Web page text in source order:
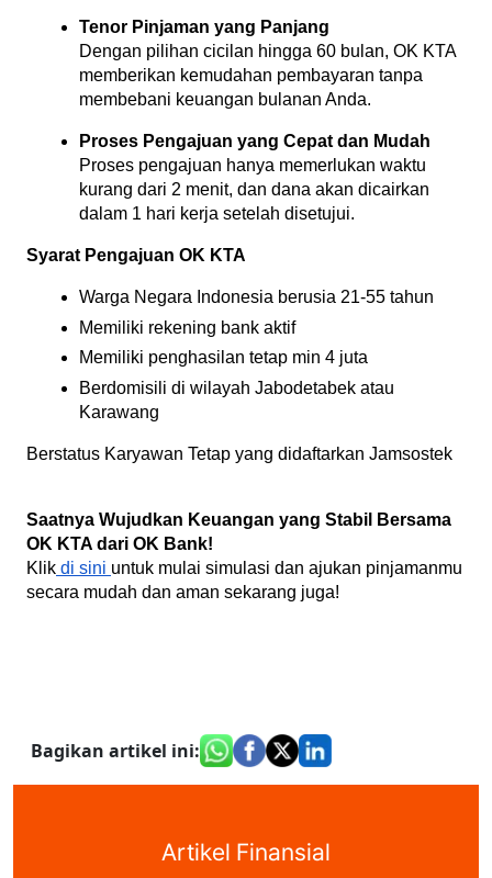
Tenor Pinjaman yang Panjang
Dengan pilihan cicilan hingga 60 bulan, OK KTA
memberikan kemudahan pembayaran tanpa
membebani keuangan bulanan Anda.
Proses Pengajuan yang Cepat dan Mudah
Proses pengajuan hanya memerlukan waktu
kurang dari 2 menit, dan dana akan dicairkan
dalam 1 hari kerja setelah disetujui.
Syarat Pengajuan OK KTA
Warga Negara Indonesia berusia 21-55 tahun
Memiliki rekening bank aktif
Memiliki penghasilan tetap min 4 juta
Berdomisili di wilayah Jabodetabek atau
Karawang
Berstatus Karyawan Tetap yang didaftarkan Jamsostek
Saatnya Wujudkan Keuangan yang Stabil Bersama
OK KTA dari OK Bank!
Klik di sini untuk mulai simulasi dan ajukan pinjamanmu
secara mudah dan aman sekarang juga!
Bagikan artikel ini:
Artikel Finansial